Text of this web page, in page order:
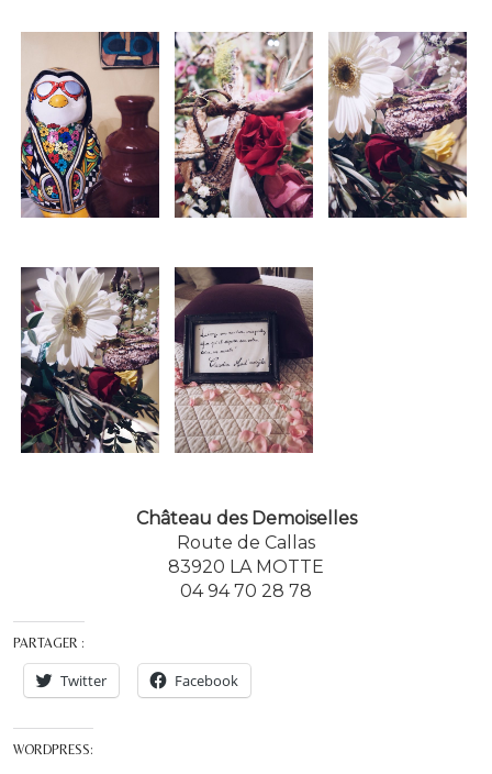
Château des Demoiselles
Route de Callas
83920 LA MOTTE
04 94 70 28 78
PARTAGER :
Twitter Facebook
WORDPRESS: